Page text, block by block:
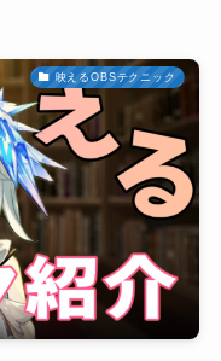
映えるOBSテクニック